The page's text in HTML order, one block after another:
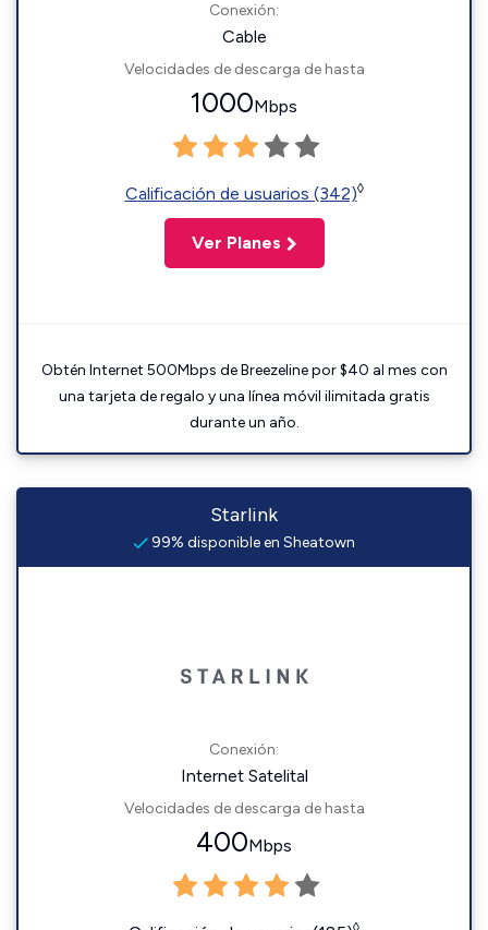
Conexión:
Cable
Velocidades de descarga de hasta
1000Mbps
Calificación de usuarios (342)◊
Ver Planes
Obtén Internet 500Mbps de Breezeline por $40 al mes con
una tarjeta de regalo y una línea móvil ilimitada gratis
durante un año.
Starlink
99% disponible en Sheatown
Conexión:
Internet Satelital
Velocidades de descarga de hasta
400Mbps